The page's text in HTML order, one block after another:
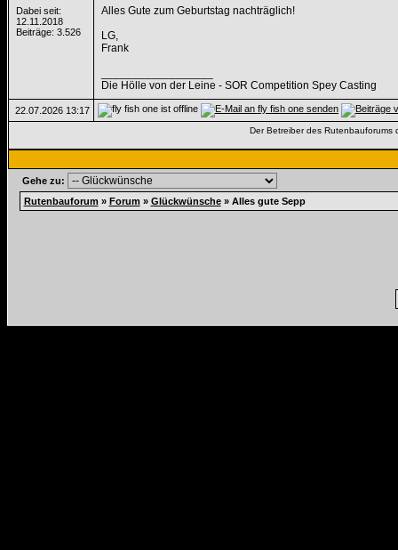
Dabei seit:
12.11.2018
Beiträge: 3.526
Alles Gute zum Geburtstag nachträglich!
LG,
Frank
Die Hölle von der Leine - SOR Competition Spey Casting
22.07.2026 13:17
Der Betreiber des Rutenbauforums
Gehe zu:
Rutenbauforum » Forum » Glückwünsche» Alles gute Sepp